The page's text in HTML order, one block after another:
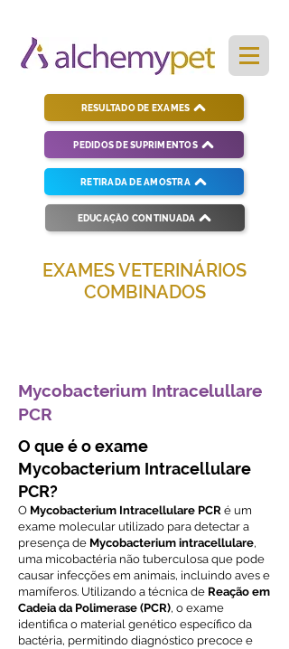
PEDIDOS DE SUPRIMENTOS
RESULTADO DE EXAMES
RETIRADA DE AMOSTRA
EDUCAÇÃO CONTINUADA
EXAMES VETERINÁRIOS
COMBINADOS
Mycobacterium Intracelullare
PCR
O que é o exame
Mycobacterium Intracellulare
PCR?
O Mycobacterium Intracellulare PCR é um
exame molecular utilizado para detectar a
presença de Mycobacterium intracellulare,
uma micobactéria não tuberculosa que pode
causar infecções em animais, incluindo aves e
mamíferos. Utilizando a técnica de Reação em
Cadeia da Polimerase (PCR), o exame
identifica o material genético específico da
bactéria, permitindo diagnóstico precoce e